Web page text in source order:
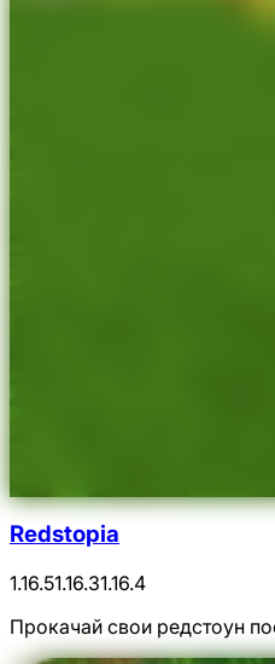
Redstopia
1.16.51.16.31.16.4
Прокачай свои редстоун